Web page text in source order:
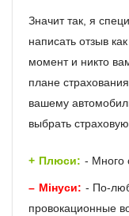
Значит так, я
написать отзыв
момент и никто
плане
вашему
выбрать
Плюси: - Много
Мінуси: - По-
провокационные